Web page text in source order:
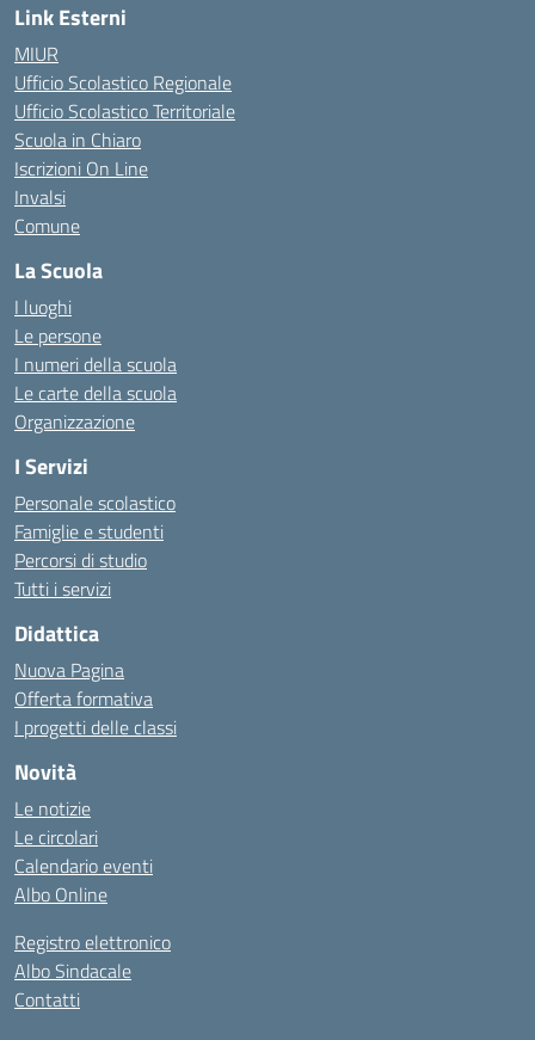
Link Esterni
MIUR
Ufficio Scolastico Regionale
Ufficio Scolastico Territoriale
Scuola in Chiaro
Iscrizioni On Line
Invalsi
Comune
La Scuola
I luoghi
Le persone
I numeri della scuola
Le carte della scuola
Organizzazione
I Servizi
Personale scolastico
Famiglie e studenti
Percorsi di studio
Tutti i servizi
Didattica
Nuova Pagina
Offerta formativa
I progetti delle classi
Novità
Le notizie
Le circolari
Calendario eventi
Albo Online
Registro elettronico
Albo Sindacale
Contatti